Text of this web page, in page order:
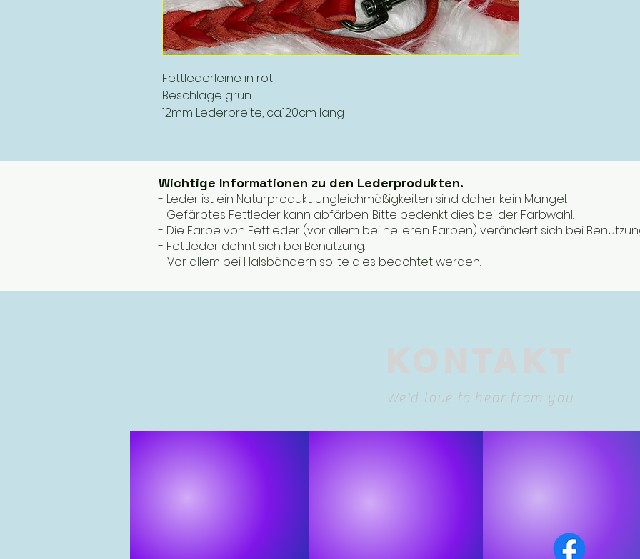
Fettlederleine in rot
Beschläge grün
12mm Lederbreite, ca.120cm lang
Wichtige Informationen zu den Lederprodukten.
- Leder ist ein Naturprodukt. Ungleichmäßigkeiten sind daher kein Mangel.
- Gefärbtes Fettleder kann abfärben. Bitte bedenkt dies bei der Farbwahl.
- Die Farbe von Fettleder (vor allem bei helleren Farben) verändert sich bei
- Fettleder dehnt sich bei Benutzung.
Vor allem bei Halsbändern sollte dies beachtet werden.
We'd love to hear from you